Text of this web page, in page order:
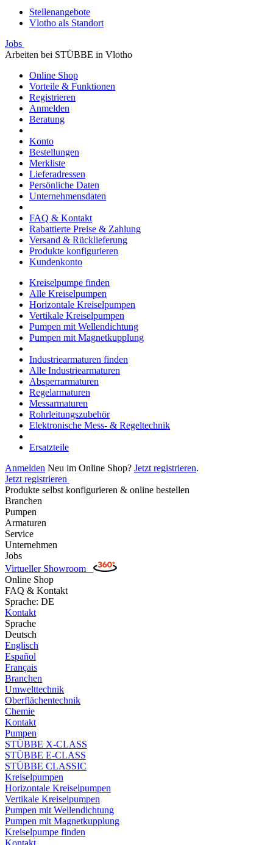
Stellenangebote
Vlotho als Standort
Jobs
Arbeiten bei STÜBBE in Vlotho
Online Shop
Vorteile & Funktionen
Registrieren
Anmelden
Beratung
Konto
Bestellungen
Merkliste
Lieferadressen
Persönliche Daten
Unternehmensdaten
FAQ & Kontakt
Rabattierte Preise & Zahlung
Versand & Rücklieferung
Produkte konfigurieren
Kundenkonto
Kreiselpumpe finden
Alle Kreiselpumpen
Horizontale Kreiselpumpen
Vertikale Kreiselpumpen
Pumpen mit Wellendichtung
Pumpen mit Magnetkupplung
Industriearmaturen finden
Alle Industriearmaturen
Absperrarmaturen
Regelarmaturen
Messarmaturen
Rohrleitungszubehör
Elektronische Mess- & Regeltechnik
Ersatzteile
Anmelden Neu im Online Shop? Jetzt registrieren.
Jetzt registrieren
Produkte selbst konfigurieren & online bestellen
Branchen
Pumpen
Armaturen
Service
Unternehmen
Jobs
Virtueller Showroom
Online Shop
FAQ & Kontakt
Sprache: DE
Kontakt
Sprache
Deutsch
Englisch
Español
Français
Branchen
Umwelttechnik
Oberflächentechnik
Chemie
Kontakt
Pumpen
STÜBBE X-CLASS
STÜBBE E-CLASS
STÜBBE CLASSIC
Kreiselpumpen
Horizontale Kreiselpumpen
Vertikale Kreiselpumpen
Pumpen mit Wellendichtung
Pumpen mit Magnetkupplung
Kreiselpumpe finden